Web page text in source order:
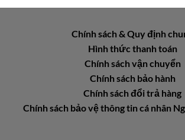
Chính sách & Quy định
Hình thức thanh toán
Chính sách vận chuyển
Chính sách bảo hành
Chính sách đổi trả hàng
Chính sách bảo vệ thông tin cá nhân